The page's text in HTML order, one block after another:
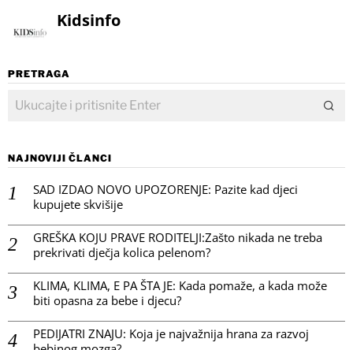
Kidsinfo
PRETRAGA
NAJNOVIJI ČLANCI
SAD IZDAO NOVO UPOZORENJE: Pazite kad djeci
kupujete skvišije
GREŠKA KOJU PRAVE RODITELJI:Zašto nikada ne treba
prekrivati dječja kolica pelenom?
KLIMA, KLIMA, E PA ŠTA JE: Kada pomaže, a kada može
biti opasna za bebe i djecu?
PEDIJATRI ZNAJU: Koja je najvažnija hrana za razvoj